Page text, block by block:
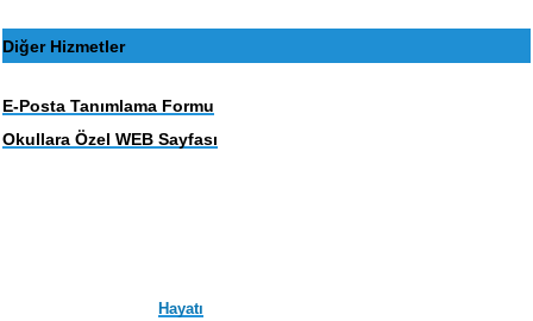
Diğer Hizmetler
E-Posta Tanımlama Formu
Okullara Özel WEB Sayfası
Hayatı